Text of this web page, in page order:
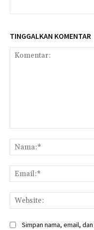
TINGGALKAN KOMENTAR
Simpan nama, email,